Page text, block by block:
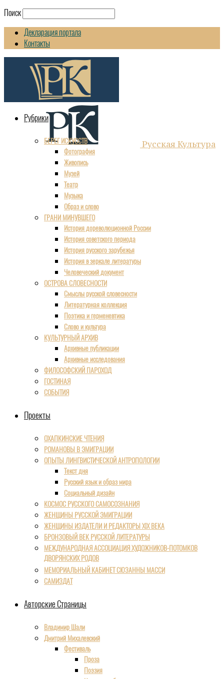
Поиск
Декларация портала
Контакты
Русская Культура
Рубрики
БЕРЕГ ИСКУССТВ
Фотография
Живопись
Музей
Театр
Музыка
Образ и слово
ГРАНИ МИНУВШЕГО
История дореволюционной России
История советского периода
История русского зарубежья
История в зеркале литературы
Человеческий документ
ОСТРОВА СЛОВЕСНОСТИ
Смыслы русской словесности
Литературная коллекция
Поэтика и герменевтика
Слово и культура
КУЛЬТУРНЫЙ АРХИВ
Архивные публикации
Архивные исследования
ФИЛОСОФСКИЙ ПАРОХОД
ГОСТИНАЯ
СОБЫТИЯ
Проекты
ОХАПКИНСКИЕ ЧТЕНИЯ
РОМАНОВЫ В ЭМИГРАЦИИ
ОПЫТЫ ЛИНГВИСТИЧЕСКОЙ АНТРОПОЛОГИИ
Текст дня
Русский язык и образ мира
Социальный дизайн
КОСМОС РУССКОГО САМОСОЗНАНИЯ
ЖЕНЩИНЫ РУССКОЙ ЭМИГРАЦИИ
ЖЕНЩИНЫ ИЗДАТЕЛИ И РЕДАКТОРЫ XIX ВЕКА
БРОНЗОВЫЙ ВЕК РУССКОЙ ЛИТЕРАТУРЫ
МЕЖДУНАРОДНАЯ АССОЦИАЦИЯ ХУДОЖНИКОВ-ПОТОМКОВ
ДВОРЯНСКИХ РОДОВ
МЕМОРИАЛЬНЫЙ КАБИНЕТ СЮЗАННЫ МАССИ
САМИЗДАТ
Авторские Страницы
Владимир Шали
Дмитрий Михалевский
Фестиваль
Проза
Поэзия